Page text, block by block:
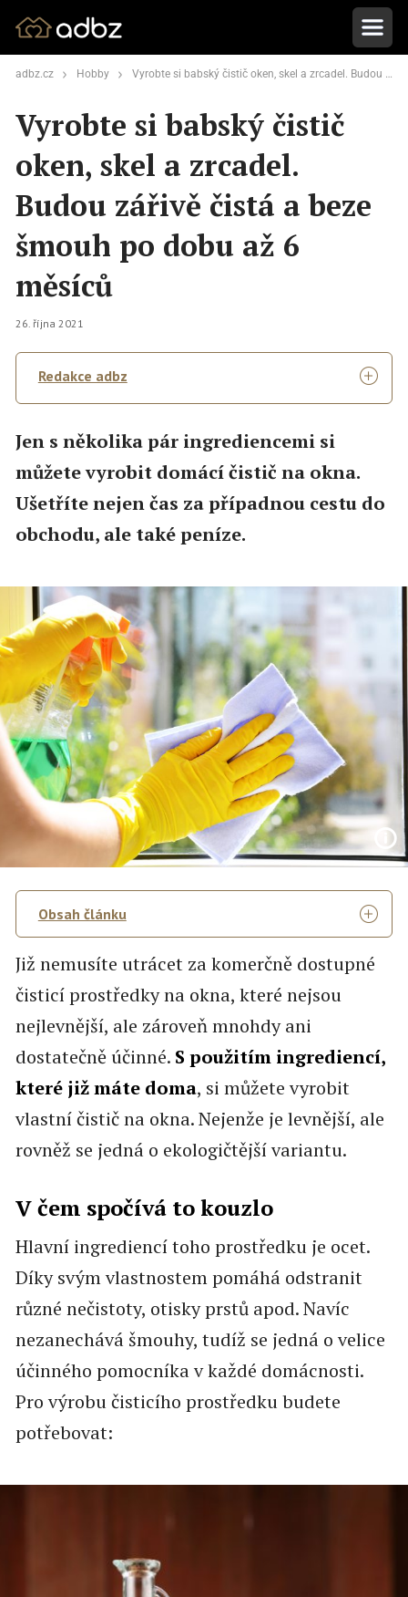
adbz.cz Hobby Vyrobte si babský čistič oken, skel a zrcadel. Budou zářivě čistá a beze šmouh po dobu až 6 měsíců
Vyrobte si babský čistič
oken, skel a zrcadel.
Budou zářivě čistá a beze
šmouh po dobu až 6
měsíců
26. října 2021
Redakce adbz
Jen s několika pár ingrediencemi si
můžete vyrobit domácí čistič na okna.
Ušetříte nejen čas za případnou cestu do
obchodu, ale také peníze.
Obsah článku
Již nemusíte utrácet za komerčně dostupné
čisticí prostředky na okna, které nejsou
nejlevnější, ale zároveň mnohdy ani
dostatečně účinné. S použitím ingrediencí,
které již máte doma, si můžete vyrobit
vlastní čistič na okna. Nejenže je levnější, ale
rovněž se jedná o ekologičtější variantu.
V čem spočívá to kouzlo
Hlavní ingrediencí toho prostředku je ocet.
Díky svým vlastnostem pomáhá odstranit
různé nečistoty, otisky prstů apod. Navíc
nezanechává šmouhy, tudíž se jedná o velice
účinného pomocníka v každé domácnosti.
Pro výrobu čisticího prostředku budete
potřebovat: